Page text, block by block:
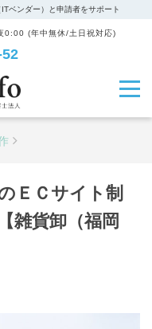
ベンダー）と申請者をサポート
0:00 (年中無休/土日祝対応)
ＥＣサイト制
雑貨卸（福岡